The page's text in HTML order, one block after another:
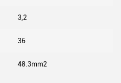
3,2
36
48.3mm2